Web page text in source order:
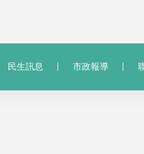
民生訊息 市政報導